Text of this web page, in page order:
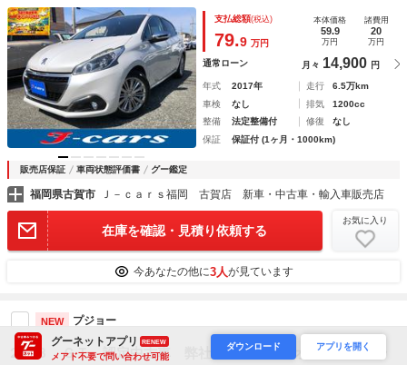
ＥＤラインポジションライト クルーズコントロール ＥＴ
Ｃ クリアランスソナー 衝突軽減ブレーキ
支払総額(税込)
79.9 万円
本体価格
59.9
万円
諸費用
20
万円
通常ローン 月々 14,900 円
年式 2017年 走行
6.5万km
車検
なし 排気
1200cc
整備
法定整備付 修復
なし
保証
保証付 (1ヶ月・1000km)
販売店保証 車両状態評価書 グー鑑定
福岡県古賀市 Ｊ－ｃａｒｓ福岡 古賀店 新車・中古車・輸入車販売店
在庫を確認・見積り依頼する
お気に入り
今あなたの他に3人が見ています
NEW プジョー
２０８ ＧＴ 認定中古車 弊社下取車 ワンオーナー ガラ
グーネットアプリ RENEW
メアド不要で問い合わせ可能
ダウンロード アプリを開く